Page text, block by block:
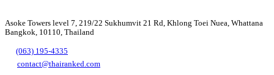
Asoke Towers level 7, 219/22 Sukhumvit 21 Rd, Khlong Toei Nuea, Whattana
Bangkok, 10110, Thailand
(063) 195-4335
contact@thairanked.com